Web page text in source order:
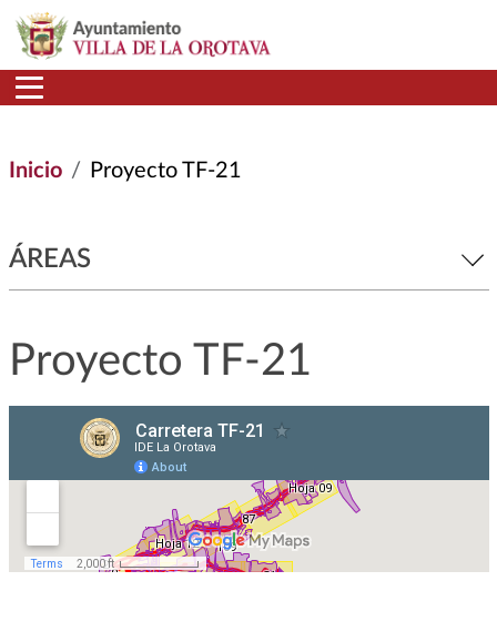
Pasar al contenido principal
Inicio Proyecto TF-21
ÁREAS
Proyecto TF-21